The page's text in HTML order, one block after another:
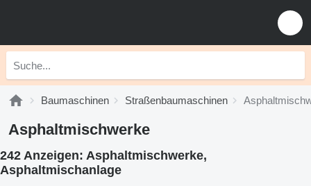
Baumaschinen Straßenbaumaschinen
Asphaltmischwerke
242 Anzeigen: Asphaltmischwerke,
Asphaltmischanlage